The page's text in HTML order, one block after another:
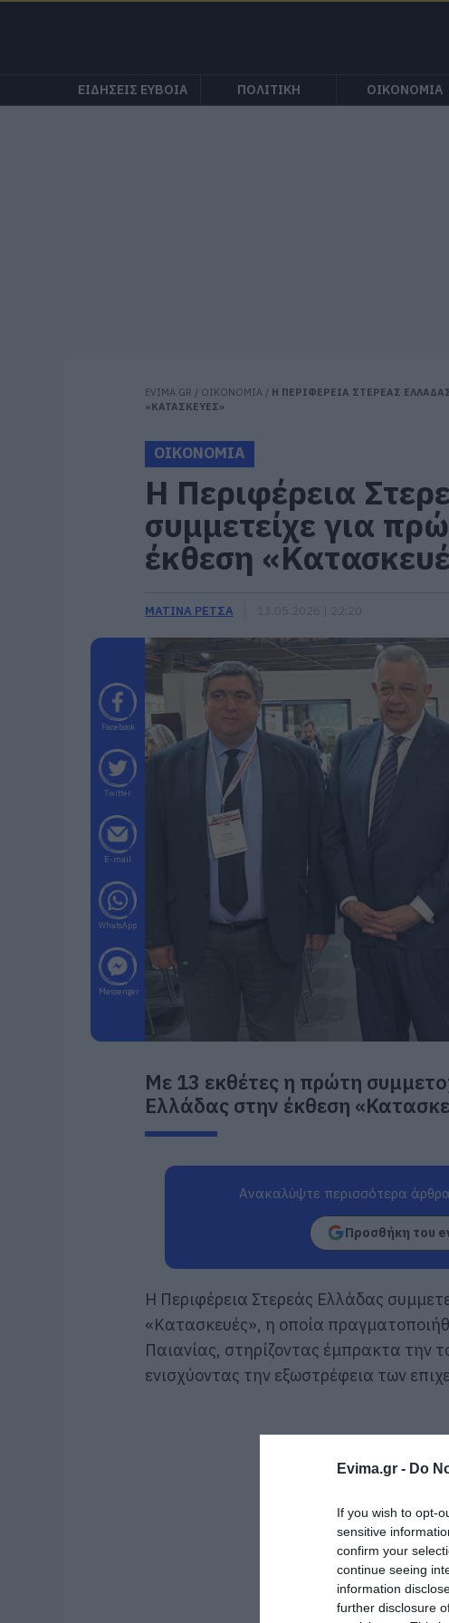
Evima.gr - Do
If you wish to opt-
sensitive
confirm your
continue seeing
information
further disclosure
ΕΙΔΗΣΕΙΣ ΕΥΒΟΙΑ ΠΟΛΙΤΙΚΗ ΟΙΚΟΝΟΜΙΑ
EVIMA.GR / ΟΙΚΟΝΟΜΙΑ / Η ΠΕΡΙΦΕΡΕΙΑ ΣΤΕΡΕΑΣ
«ΚΑΤΑΣΚΕΥΕΣ»
ΟΙΚΟΝΟΜΙΑ
Η Περιφέρεια
συμμετείχε για
έκθεση
ΜΑΤΙΝΑ ΡΕΤΣΑ
Facebook
Twitter
E-mail
WhatsApp
Messenger
Με 13 εκθέτες η πρώτη
Ελλάδας στην έκθεση
Ανακαλύψτε περισσότερα
Προσθήκη του
Η Περιφέρεια Στερεάς Ελλάδας
«Κατασκευές», η οποία
Παιανίας, στηρίζοντας έμπρακτα την
ενισχύοντας την εξωστρέφεια των